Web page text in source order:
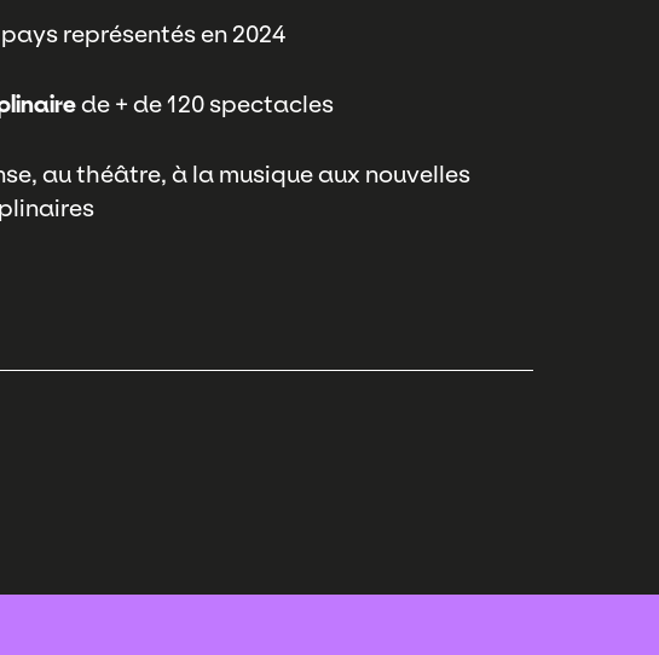
représentés en 2024
de + de 120 spectacles
au théâtre, à la musique aux nouvelles